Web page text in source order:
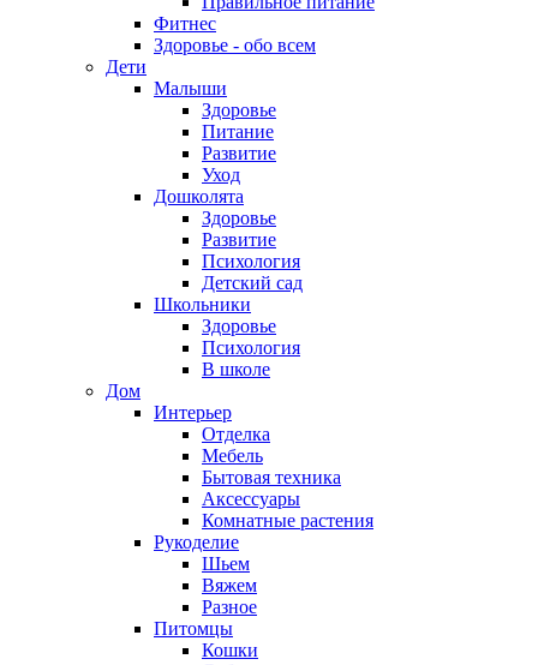
Фитнес
Здоровье - обо всем
Дети
Малыши
Здоровье
Питание
Развитие
Уход
Дошколята
Здоровье
Развитие
Психология
Детский сад
Школьники
Здоровье
Психология
В школе
Дом
Интерьер
Отделка
Мебель
Бытовая техника
Аксессуары
Комнатные растения
Рукоделие
Шьем
Вяжем
Разное
Питомцы
Кошки